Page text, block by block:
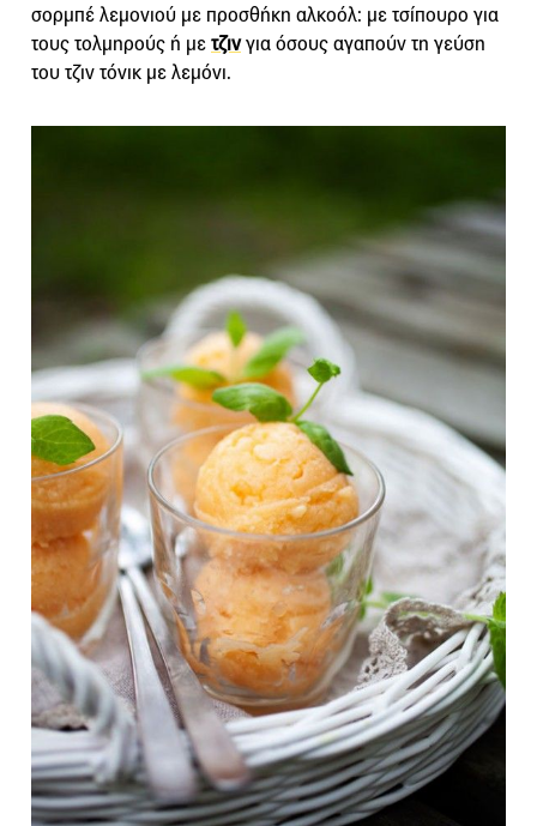
σορμπέ λεμονιού με προσθήκη αλκοόλ: με τσίπουρο για
τους τολμηρούς ή μετζινγια όσους αγαπούν τη γεύση
του τζιν τόνικ με λεμόνι.